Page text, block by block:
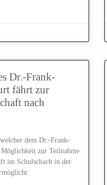
Dr.-Frank-
fährt zur
nach
dem Dr.-Frank-
zur Teilnahme
im Schulschach in der